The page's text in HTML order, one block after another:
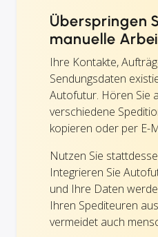
Überspringen
manuelle
Ihre Kontakte,
Sendungsdaten
Autofutur. Hören Sie
verschiedene
kopieren oder per E-
Nutzen Sie
Integrieren Sie
und Ihre Daten
Ihren Spediteuren
vermeidet auch